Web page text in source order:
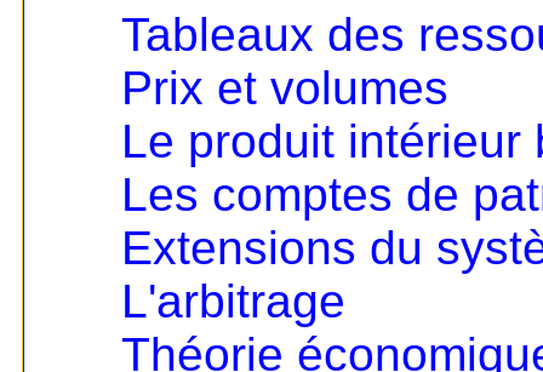
Tableaux des
Prix et volumes
Le produit intérieur
Les comptes de
Extensions du
L'arbitrage
Théorie